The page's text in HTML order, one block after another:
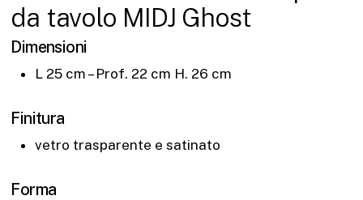
da tavolo MIDJ Ghost
Dimensioni
L 25 cm – Prof. 22 cm H. 26 cm
Finitura
vetro trasparente e satinato
Forma